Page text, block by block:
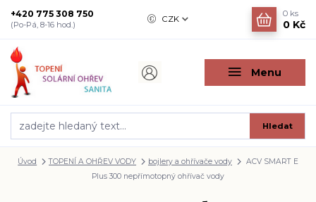
Menu
CZK
Hledat
+420 775 308 750
(Po-Pá, 8-16 hod.)
0 ks
0 Kč
Úvod TOPENÍ A OHŘEV VODY bojlery a ohřívače vody
ACV SMART E
Plus 300 nepřímotopný ohřívač vody